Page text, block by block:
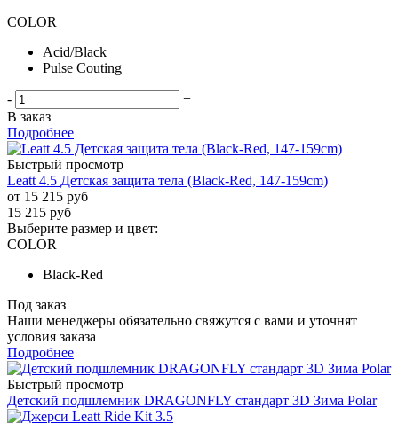
COLOR
Acid/Black
Pulse Couting
-
+
В заказ
Подробнее
Быстрый просмотр
Leatt 4.5 Детская защита тела (Black-Red, 147-159cm)
от 15 215 руб
15 215 руб
Выберите размер и цвет:
COLOR
Black-Red
Под заказ
Наши менеджеры обязательно свяжутся с вами и уточнят
условия заказа
Подробнее
Быстрый просмотр
Детский подшлемник DRAGONFLY стандарт 3D Зима Polar